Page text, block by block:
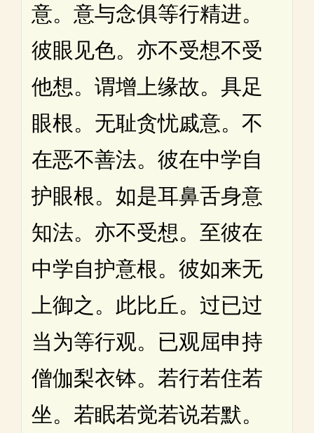
意。意与念俱等行精进。
彼眼见色。亦不受想不受
他想。谓增上缘故。具足
眼根。无耻贪忧戚意。不
在恶不善法。彼在中学自
护眼根。如是耳鼻舌身意
知法。亦不受想。至彼在
中学自护意根。彼如来无
上御之。此比丘。过已过
当为等行观。已观屈申持
僧伽梨衣钵。若行若住若
坐。若眠若觉若说若默。